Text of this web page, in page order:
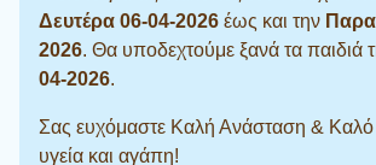
Δευτέρα 06-04-2026 έως και την
2026. Θα υποδεχτούμε ξανά τα παιδιά
04-2026.
Σας ευχόμαστε Καλή Ανάσταση &
υγεία και αγάπη!